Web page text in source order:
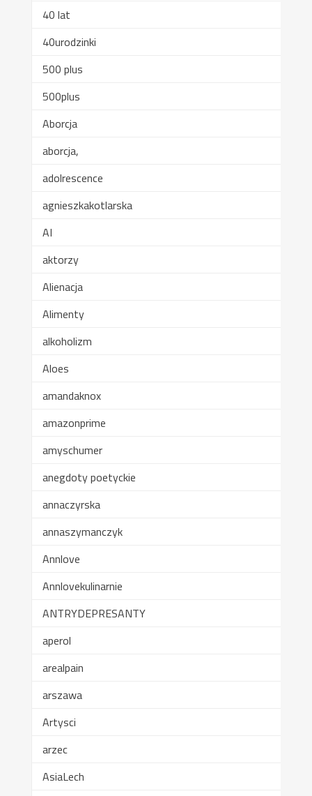
40 lat
40urodzinki
500 plus
500plus
Aborcja
aborcja,
adolrescence
agnieszkakotlarska
AI
aktorzy
Alienacja
Alimenty
alkoholizm
Aloes
amandaknox
amazonprime
amyschumer
anegdoty poetyckie
annaczyrska
annaszymanczyk
Annlove
Annlovekulinarnie
ANTRYDEPRESANTY
aperol
arealpain
arszawa
Artysci
arzec
AsiaLech